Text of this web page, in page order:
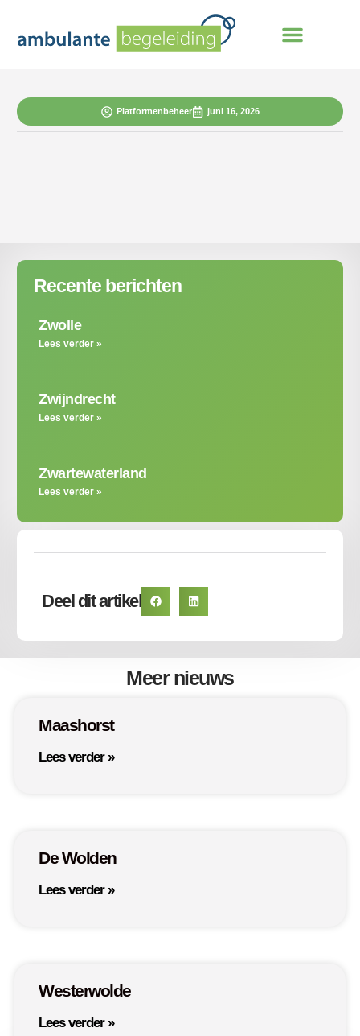
Platformenbeheer juni 16, 2026
Deel dit artikel
Recente berichten
Zwolle
Lees verder »
Zwijndrecht
Lees verder »
Zwartewaterland
Lees verder »
Meer nieuws
Maashorst
Lees verder »
De Wolden
Lees verder »
Westerwolde
Lees verder »